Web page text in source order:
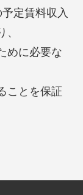
定賃料収入
めに必要な
ことを保証